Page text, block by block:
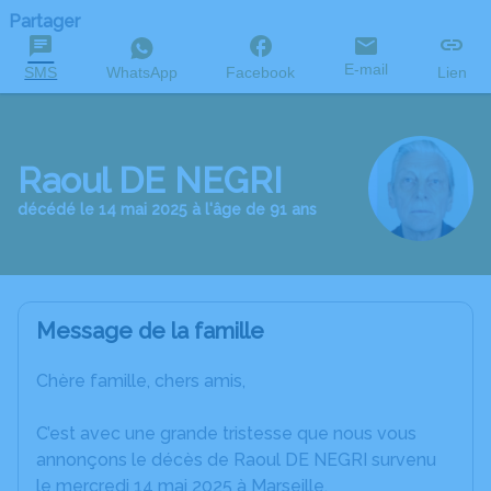
Partager
SMS WhatsApp Facebook E-mail Lien
Raoul DE NEGRI
décédé le 14 mai 2025 à l'âge de 91 ans
Message de la famille
Chère famille, chers amis,
C’est avec une grande tristesse que nous vous
annonçons le décès de Raoul DE NEGRI survenu
le mercredi 14 mai 2025 à Marseille.